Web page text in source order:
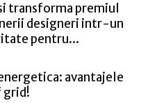
transforma premiul
designeri intr-un
pentru...
avantajele
grid!